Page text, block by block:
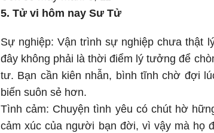
5. Tử vi hôm nay Sư Tử
Sự nghiệp: Vận trình sự nghiệp chưa thật
đây không phải là thời điểm lý tưởng để
tư. Bạn cần kiên nhẫn, bình tĩnh chờ đợi
biến suôn sẻ hơn.
Tình cảm: Chuyện tình yêu có chút hờ
cảm xúc của người bạn đời, vì vậy mà họ